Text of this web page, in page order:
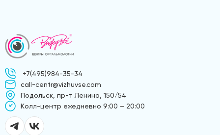
+7(495)984-35-34
call-centr@vizhuvse.com
Подольск, пр-т Ленина, 150/54
Kолл-центр ежедневно 9:00 – 20:00